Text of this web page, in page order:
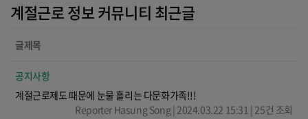
계절근로 정보 커뮤니티 최근글
글제목
공지사항
계절근로제도 때문에 눈물 흘리는 다문화가족!!!
Reporter Hasung Song | 2024.03.22 15:31 | 25건 조회